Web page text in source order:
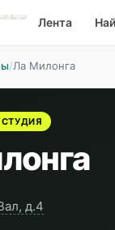
Лента
/Ла Милонга
д.4